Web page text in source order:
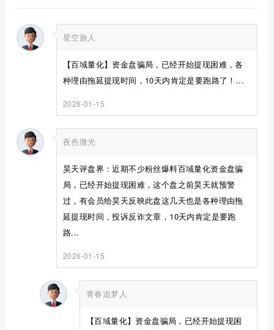
星空旅人
【百域量化】资金盘骗局，已经开始提现困难，各
种理由拖延提现时间，10天内肯定是要跑路了！...
2026-01-15
夜色微光
昊天评盘界：近期不少粉丝爆料百域量化资金盘骗
局，已经开始提现困难，这个盘之前昊天就预警
过，有会员给昊天反映此盘这几天也是各种理由拖
延提现时间，投诉反诈文章，10天内肯定是要跑
路...
2026-01-15
青春追梦人
【百域量化】资金盘骗局，已经开始提现困